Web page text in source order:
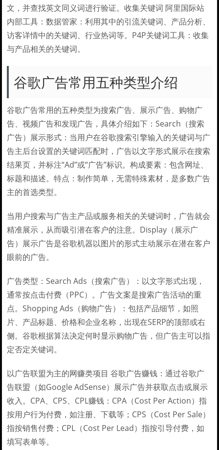
文，并查找英文同义词进行验证。收集关键词 阿里国际站
内部工具：数据管家：利用其中的引流关键词、产品分析、
访客详情中的关键词、行业热词等。P4P关键词工具：收集
与产品相关的关键词。
谷歌广告常用五种类型介绍
谷歌广告常用的五种类型为搜索广告、展示广告、购物广
告、视频广告和发现广告，具体介绍如下：Search（搜索
广告）展示形式：当用户在谷歌搜索引擎输入的关键词与广
告主后台设置的关键词匹配时，广告以文字形式展示在搜索
结果页，并标注“Ad”或“广告”标识。构成要素：包含网址、
标题和描述。特点：制作简单，无需特殊素材，是多数广告
主的首选类型。
当用户搜索与广告主产品或服务相关的关键词时，广告就会
精准展示，从而吸引潜在客户的注意。Display（展示广
告）展示广告是谷歌机器以图片的形式主动展示在潜在客户
眼前的广告。
广告类型：Search Ads（搜索广告）：以文字形式出现，
通常按点击付费（PPC）。广告文案是搜索广告活动的重
点。Shopping Ads（购物广告）：包括产品细节，如照
片、产品标题、价格和企业名称，出现在SERP的顶部或右
侧。谷歌根据算法决定何时显示购物广告，但广告主可以指
定否定关键词。
以广告联盟为主的网赚类项目 谷歌广告赚钱：通过谷歌广
告联盟（如Google AdSense）展示广告并获取点击或展示
收入。CPA、CPS、CPL赚钱：CPA（Cost Per Action）指
按用户行为付费，如注册、下载等；CPS（Cost Per Sale）
指按销售付费；CPL（Cost Per Lead）指按引导付费，如
填写表单等。